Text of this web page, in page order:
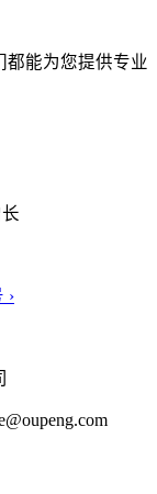
都能为您提供专业
›